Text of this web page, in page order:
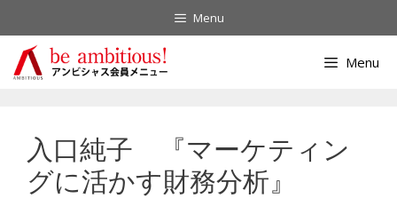
ン
ン
Menu
Menu
入口純子 『マーケティン
グに活かす財務分析』